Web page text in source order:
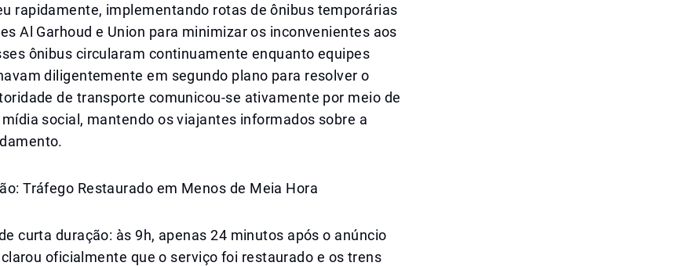
rapidamente, implementando rotas de ônibus temporárias
Al Garhoud e Union para minimizar os inconvenientes aos
ônibus circularam continuamente enquanto equipes
diligentemente em segundo plano para resolver o
de transporte comunicou-se ativamente por meio de
social, mantendo os viajantes informados sobre a
Tráfego Restaurado em Menos de Meia Hora
curta duração: às 9h, apenas 24 minutos após o anúncio
oficialmente que o serviço foi restaurado e os trens